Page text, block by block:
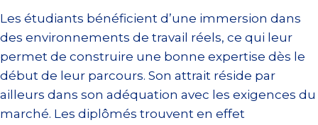
Les étudiants bénéficient d’une immersion dans
des environnements de travail réels, ce qui leur
permet de construire une bonne expertise dès le
début de leur parcours. Son attrait réside par
ailleurs dans son adéquation avec les exigences du
marché. Les diplômés trouvent en effet